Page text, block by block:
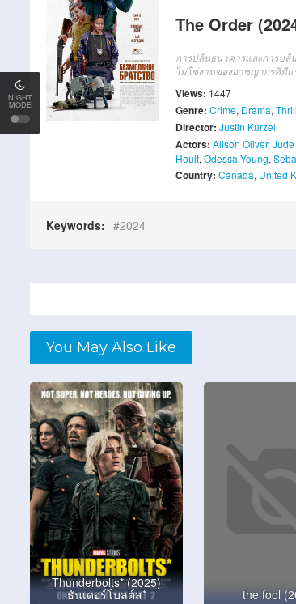
NIGHT
MODE
The Order
การปล้นธนาคารและการป
ไม่ใช่งานของอาชญากรที่มีแ
Views: 1447
Genre: Crime, Drama,
Director: Justin Kurzel
Actors: Alison Oliver,
Hoult, Odessa Young,
Country: Canada, United
Keywords: 2024
You May Also Like
Thunderbolts* (2025)
ธันเดอร์โบลต์ส* the fool